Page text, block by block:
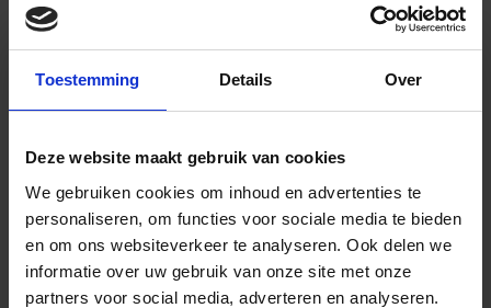
Toestemming Details Over
Deze website maakt gebruik van cookies
We gebruiken cookies om inhoud en advertenties te
personaliseren, om functies voor sociale media te bieden
en om ons websiteverkeer te analyseren. Ook delen we
informatie over uw gebruik van onze site met onze
partners voor social media, adverteren en analyseren.